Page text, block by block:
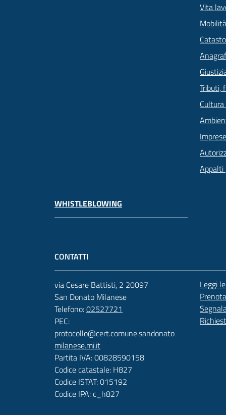
Vita
Tributi,
Appalti
WHISTLEBLOWING
CONTATTI
via Cesare Battisti, 2 20097
San Donato Milanese
Telefono:02527721
PEC:
protocollo@cert.comune.sandonato
milanese.mi.it
Partita IVA: 00828590158
Codice catastale: H827
Codice ISTAT: 015192
Codice IPA: c_h827
Leggi